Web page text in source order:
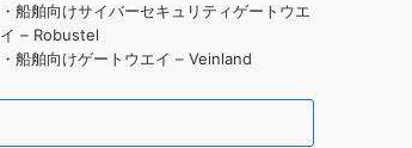
・ 船舶向けサイバーセキュリティゲートウエ
イ – Robustel
・ 船舶向けゲートウエイ – Veinland